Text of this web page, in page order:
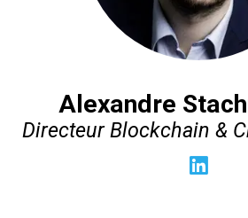
Alexandre
Directeur Blockchain &